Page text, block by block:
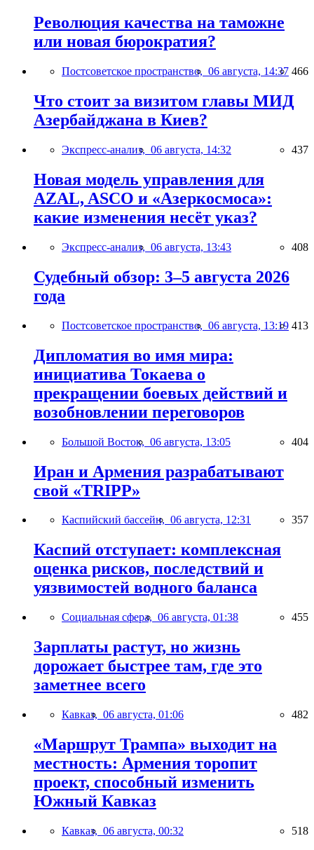
Революция качества на таможне
или новая бюрократия?
Постсоветское пространство, 06 августа, 14:37 466
Что стоит за визитом главы МИД
Азербайджана в Киев?
Экспресс-анализ, 06 августа, 14:32 437
Новая модель управления для
AZAL, ASCO и «Азеркосмоса»:
какие изменения несёт указ?
Экспресс-анализ, 06 августа, 13:43 408
Судебный обзор: 3–5 августа 2026
года
Постсоветское пространство, 06 августа, 13:19 413
Дипломатия во имя мира:
инициатива Токаева о
прекращении боевых действий и
возобновлении переговоров
Большой Восток, 06 августа, 13:05 404
Иран и Армения разрабатывают
свой «TRIPP»
Каспийский бассейн, 06 августа, 12:31 357
Каспий отступает: комплексная
оценка рисков, последствий и
уязвимостей водного баланса
Социальная сфера, 06 августа, 01:38 455
Зарплаты растут, но жизнь
дорожает быстрее там, где это
заметнее всего
Кавказ, 06 августа, 01:06 482
«Маршрут Трампа» выходит на
местность: Армения торопит
проект, способный изменить
Южный Кавказ
Кавказ, 06 августа, 00:32 518